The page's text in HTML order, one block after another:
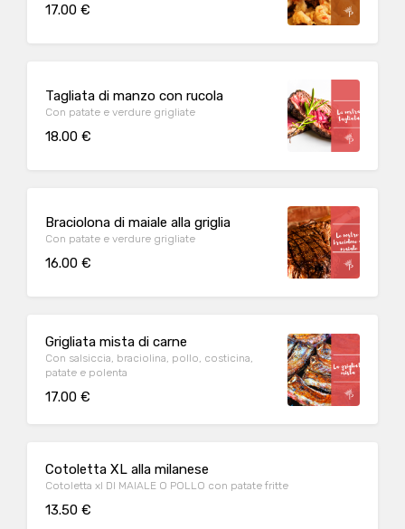
17.00 €
Tagliata di manzo con rucola
Con patate e verdure grigliate
18.00 €
Braciolona di maiale alla griglia
Con patate e verdure grigliate
16.00 €
Grigliata mista di carne
Con salsiccia, braciolina, pollo, costicina,
patate e polenta
17.00 €
Cotoletta XL alla milanese
Cotoletta xl DI MAIALE O POLLO con patate fritte
13.50 €